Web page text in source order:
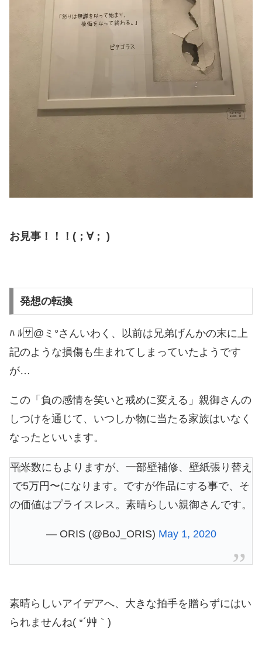
お見事！！！(；∀； )
発想の転換
ﾊ ﾙ🈂️@ミ°さんいわく、以前は兄弟げんかの末に上
記のような損傷も生まれてしまっていたようです
が…
この「負の感情を笑いと戒めに変える」親御さんの
しつけを通じて、いつしか物に当たる家族はいなく
なったといいます。
平米数にもよりますが、一部壁補修、壁紙張り替え
で5万円〜になります。ですが作品にする事で、そ
の価値はプライスレス。素晴らしい親御さんです。
— ORIS (@BoJ_ORIS) May 1, 2020
素晴らしいアイデアへ、大きな拍手を贈らずにはい
られませんね( *´艸｀)